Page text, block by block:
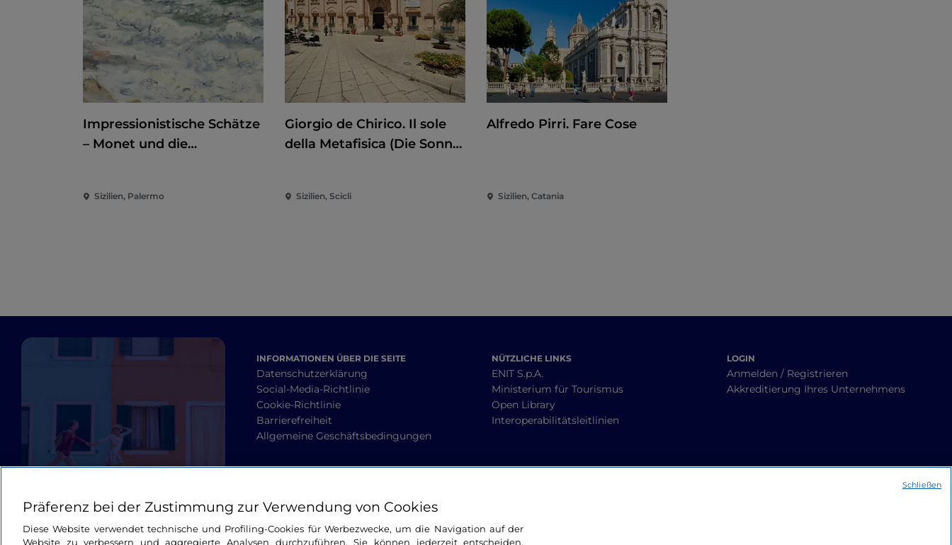
Impressionistische Schätze
– Monet und die
Sizilien, Palermo
Giorgio de Chirico. Il sole
della Metafisica (Die Sonne
Sizilien, Scicli
Alfredo Pirri. Fare Cose
Sizilien, Catania
INFORMATIONEN ÜBER DIE SEITE
Datenschutzerklärung
Social-Media-Richtlinie
Cookie-Richtlinie
Barrierefreiheit
Allgemeine Geschäftsbedingungen
NÜTZLICHE LINKS
ENIT S.p.A.
Ministerium für Tourismus
Open Library
Interoperabilitätsleitlinien
LOGIN
Anmelden / Registrieren
Akkreditierung Ihres Unternehmens
Präferenz bei der Zustimmung zur Verwendung von Cookies
Diese Website verwendet technische und Profiling-Cookies für Werbezwecke, um die Navigation auf der
Website zu verbessern und aggregierte Analysen durchzuführen. Sie können jederzeit entscheiden,
Schließen